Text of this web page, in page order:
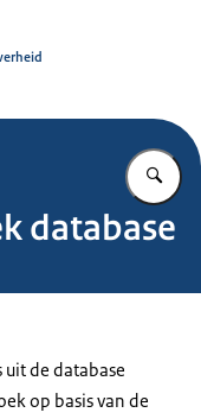
database
uit de database
op basis van de